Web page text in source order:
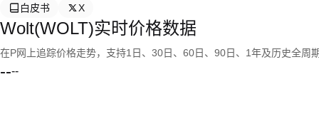
白皮书
X
Wolt(WOLT)实时价格数据
在P网上追踪价格走势，支持1日、30日、60日、90日、1年及历史全周
----